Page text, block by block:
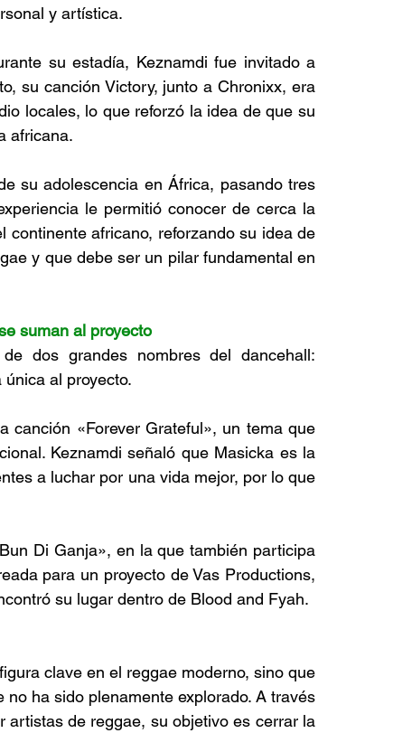
y artística.
su estadía, Keznamdi fue invitado a
su canción Victory, junto a Chronixx, era
locales, lo que reforzó la idea de que su
africana.
su adolescencia en África, pasando tres
le permitió conocer de cerca la
africano, reforzando su idea de
y que debe ser un pilar fundamental en
suman al proyecto
dos grandes nombres del dancehall:
al proyecto.
canción «Forever Grateful», un tema que
Keznamdi señaló que Masicka es la
a luchar por una vida mejor, por lo que
Di Ganja», en la que también participa
para un proyecto de Vas Productions,
su lugar dentro de Blood and Fyah.
clave en el reggae moderno, sino que
ha sido plenamente explorado. A través
de reggae, su objetivo es cerrar la